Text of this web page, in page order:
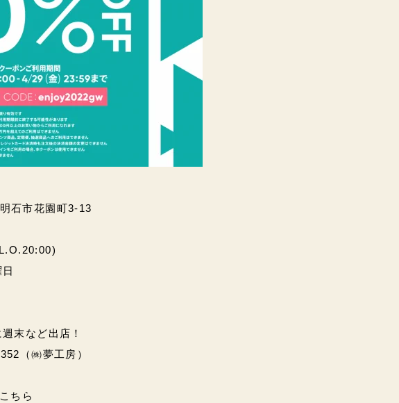
石市花園町3-13
末など出店！
（㈱夢工房）
ちら